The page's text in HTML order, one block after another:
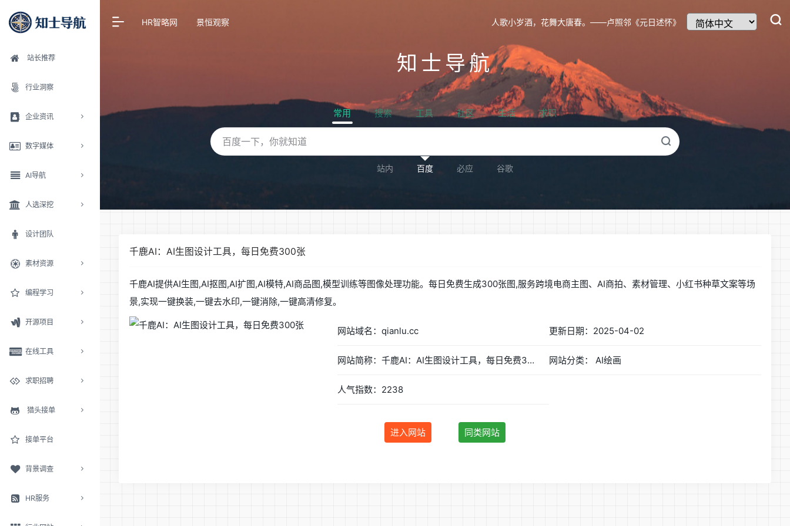
站长推荐
行业洞察
企业资讯
数字媒体
AI导航
人选深挖
设计团队
素材资源
编程学习
开源项目
在线工具
求职招聘
猎头接单
接单平台
背景调查
HR服务
HR智略网 景恒观察 人歌小岁酒，花舞大唐春。——卢照邻《元日述怀》
知士导航
常用 搜索 工具 社区 生活 求职
站内 百度 必应 谷歌
千鹿AI：AI生图设计工具，每日免费300张
千鹿AI提供AI生图,AI抠图,AI扩图,AI模特,AI商品图,模型训练等图像处理功能。每日免费生成300张图,服务跨境电商主图、AI商拍、素材管理、小红书种草文案等场
景,实现一键换装,一键去水印,一键消除,一键高清修复。
网站域名：qianlu.cc 更新日期：2025-04-02
网站简称：千鹿AI：AI生图设计工具，每日免费300张 网站分类： AI绘画
人气指数：2238
进入网站 同类网站